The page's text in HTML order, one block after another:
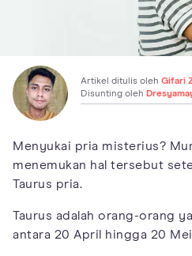
Artikel ditulis oleh Gifari
Disunting oleh
Menyukai pria misterius?
menemukan hal tersebut
Taurus pria.
Taurus adalah orang-orang
antara 20 April hingga 20